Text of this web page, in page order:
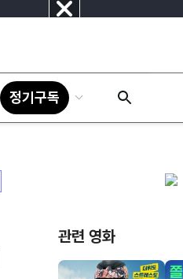
닫
정기구독
관련 영화